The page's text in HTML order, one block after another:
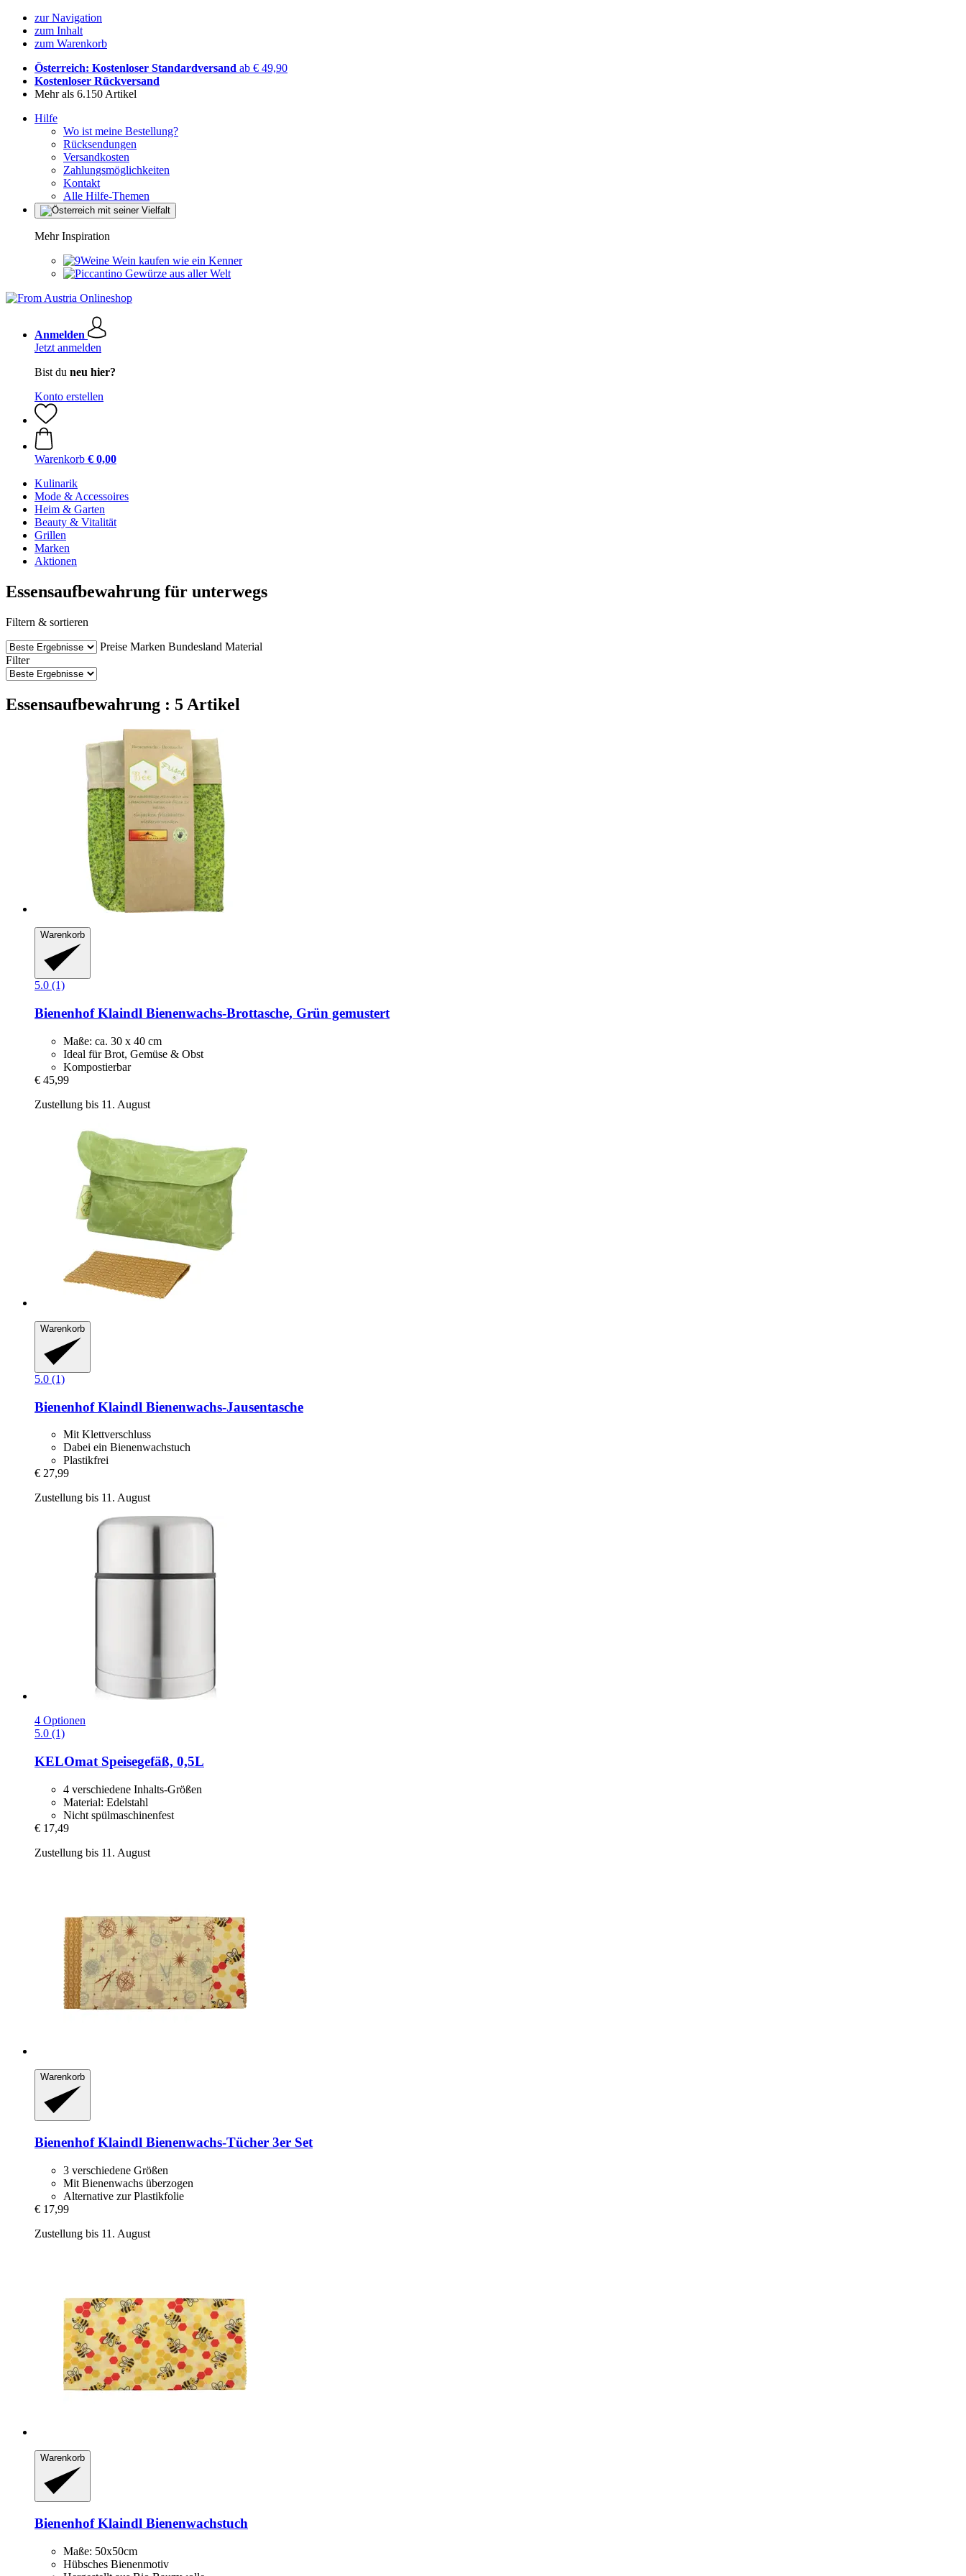
zur Navigation
zum Inhalt
zum Warenkorb
Österreich: Kostenloser Standardversand ab € 49,90
Kostenloser Rückversand
Mehr als 6.150 Artikel
Hilfe
Wo ist meine Bestellung?
Rücksendungen
Versandkosten
Zahlungsmöglichkeiten
Kontakt
Alle Hilfe-Themen
Mehr Inspiration
Wein kaufen wie ein Kenner
Gewürze aus aller Welt
Anmelden
Jetzt anmelden
Bist du neu hier?
Konto erstellen
Warenkorb € 0,00
Kulinarik
Mode & Accessoires
Heim & Garten
Beauty & Vitalität
Grillen
Marken
Aktionen
Essensaufbewahrung für unterwegs
Filtern & sortieren
Preise Marken Bundesland Material
Filter
Essensaufbewahrung : 5 Artikel
Warenkorb
5.0 (1)
Bienenhof Klaindl Bienenwachs-​Brottasche, Grün gemustert
Maße: ca. 30 x 40 cm
Ideal für Brot, Gemüse & Obst
Kompostierbar
€ 45,99
Zustellung bis 11. August
Warenkorb
5.0 (1)
Bienenhof Klaindl Bienenwachs-​Jausentasche
Mit Klettverschluss
Dabei ein Bienenwachstuch
Plastikfrei
€ 27,99
Zustellung bis 11. August
4 Optionen
5.0 (1)
KELOmat Speisegefäß, 0,5L
4 verschiedene Inhalts-Größen
Material: Edelstahl
Nicht spülmaschinenfest
€ 17,49
Zustellung bis 11. August
Warenkorb
Bienenhof Klaindl Bienenwachs-​Tücher 3er Set
3 verschiedene Größen
Mit Bienenwachs überzogen
Alternative zur Plastikfolie
€ 17,99
Zustellung bis 11. August
Warenkorb
Bienenhof Klaindl Bienenwachstuch
Maße: 50x50cm
Hübsches Bienenmotiv